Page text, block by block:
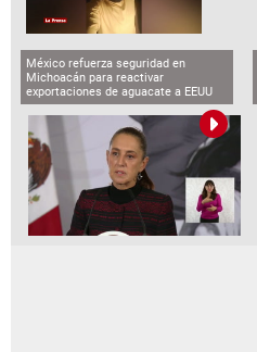
México refuerza seguridad en
Michoacán para reactivar
exportaciones de aguacate a EEUU